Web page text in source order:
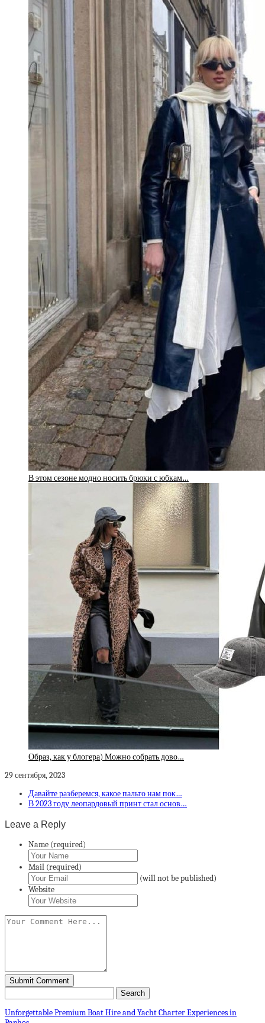
В этом сезоне модно носить брюки с юбкам…
Образ, как у блогера) Можно собрать дово…
29 сентября, 2023
Давайте разберемся, какое пальто нам пок…
В 2023 году леопардовый принт стал основ…
Leave a Reply
Name (required)
Mail (required)
(will not be published)
Website
Unforgettable Premium Boat Hire and Yacht Charter Experiences in